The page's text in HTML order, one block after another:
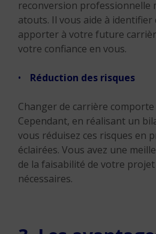
reconversion professionnelle
atouts. Il vous aide à identifier
apporter à votre future
votre confiance en vous.
Réduction des risques
Changer de carrière
Cependant, en réalisant un
vous réduisez ces risques en
éclairées. Vous avez une
de la faisabilité de votre
nécessaires.